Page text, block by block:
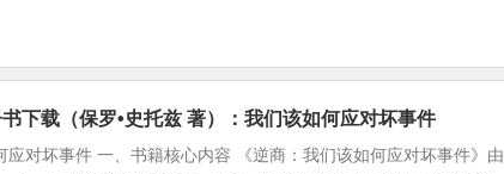
下载（保罗•史托兹 著）：我们该如何应对坏事件
应对坏事件 一、书籍核心内容 《逆商：我们该如何应对坏事件》由